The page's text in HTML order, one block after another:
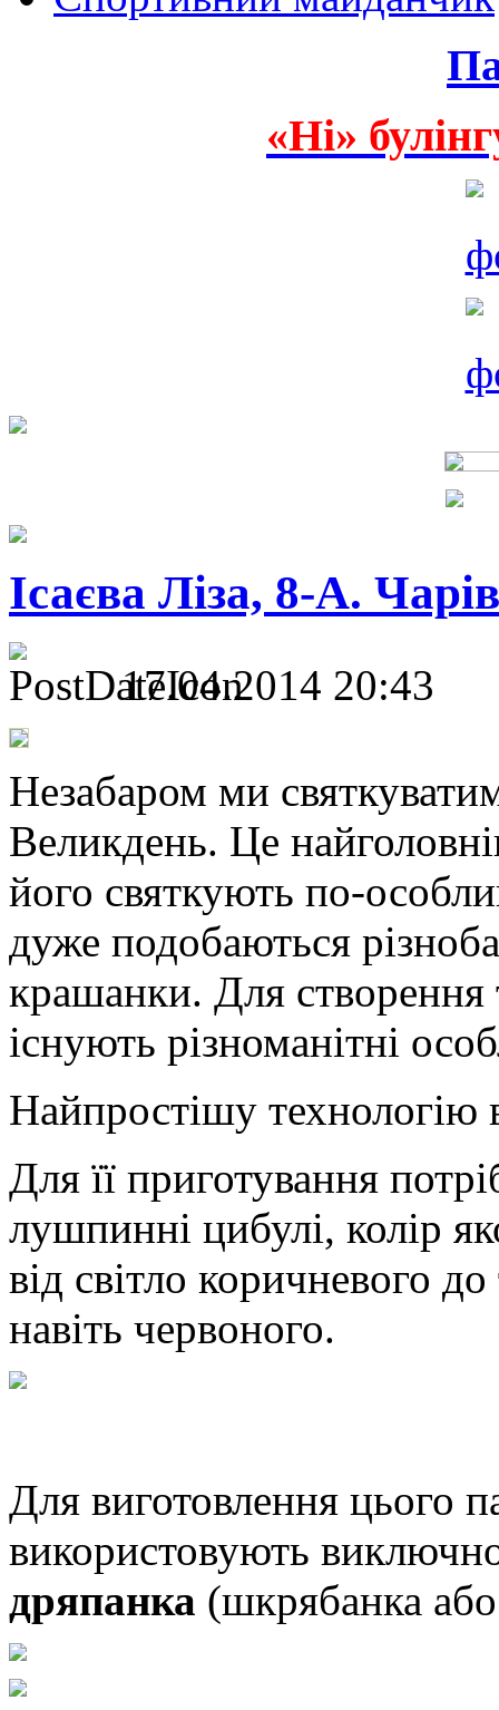
«Ні»
Ісаєва Ліза, 8-А.
17.04.2014 20:43
Незабаром ми
Великдень. Це
його святкують по-
дуже подобаються
крашанки. Для створення
існують різноманітні
Найпростішу технологію
Для її приготування
лушпинні цибулі, колір
від світло коричневого
навіть червоного.
Для виготовлення цього
використовують
дряпанка (шкрябанка або